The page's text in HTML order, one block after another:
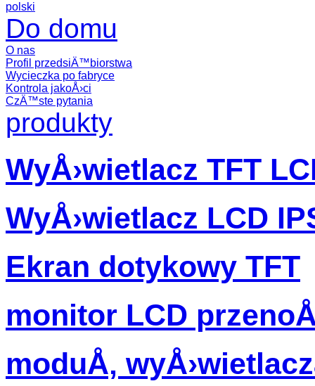
polski
Do domu
O nas
Profil przedsiÄ™biorstwa
Wycieczka po fabryce
Kontrola jakoÅ›ci
CzÄ™ste pytania
produkty
WyÅ›wietlacz TFT
WyÅ›wietlacz LCD
Ekran dotykowy TFT
monitor LCD
moduÅ‚